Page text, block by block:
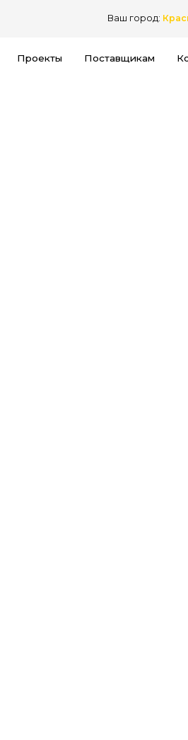
Ваш город:
Проекты Поставщикам